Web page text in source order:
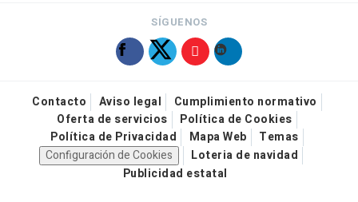
SÍGUENOS
Contacto Aviso legal
Cumplimiento normativo
Oferta de servicios
Política de Cookies
Política de Privacidad
Mapa Web
Temas
Configuración de Cookies
Loteria de navidad
Publicidad estatal